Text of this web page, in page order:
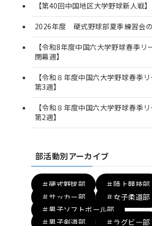
【第40回中国地区大学野球新人戦】
2026年度 硬式野球部夏季練習会
【令和8年度中国六大学野球春季リ
閉幕週】
【令和８年度中国六大学野球春季リ
第3週】
【令和８年度中国六大学野球春季リ
第2週】
部活動別アーカイブ
＃硬式野球部
＃陸上競技部
＃サッカー部
＃女子柔道部
＃男子ソフトボール部
＃男子剣道部
＃ラグビー部